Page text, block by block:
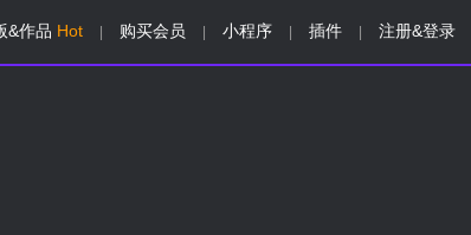
&作品 Hot 购买会员 小程序 插件 注册&登录